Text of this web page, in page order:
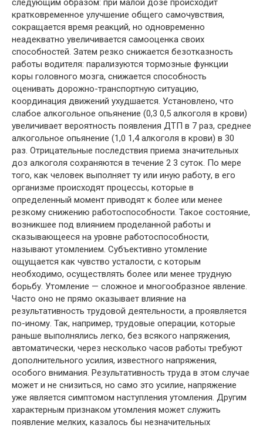
следующим образом: при малой дозе происходит
кратковременное улучшение общего самочувствия,
сокращается время реакций, но одновременно
неадекватно увеличивается самооценка своих
способностей. Затем резко снижается безотказность
работы водителя: парализуются тормозные функции
коры головного мозга, снижается способность
оценивать дорожно-транспортную ситуацию,
координация движений ухудшается. Установлено, что
слабое алкогольное опьянение (0,3 0,5 алкоголя в крови)
увеличивает вероятность появления ДТП в 7 раз, среднее
алкогольное опьянение (1,0 1,4 алкоголя в крови) в 30
раз. Отрицательные последствия приема значительных
доз алкоголя сохраняются в течение 2 3 суток. По мере
того, как человек выполняет ту или иную работу, в его
организме происходят процессы, которые в
определенный момент приводят к более или менее
резкому снижению работоспособности. Такое состояние,
возникшее под влиянием проделанной работы и
сказывающееся на уровне работоспособности,
называют утомлением. Субъективно утомление
ощущается как чувство усталости, с которым
необходимо, осуществлять более или менее трудную
борьбу. Утомление — сложное и многообразное явление.
Часто оно не прямо оказывает влияние на
результативность трудовой деятельности, а проявляется
по-иному. Так, например, трудовые операции, которые
раньше выполнялись легко, без всякого напряжения,
автоматически, через несколько часов работы требуют
дополнительного усилия, известного напряжения,
особого внимания. Результативность труда в этом случае
может и не снизиться, но само это усилие, напряжение
уже является симптомом наступления утомления. Другим
характерным признаком утомления может служить
появление мелких, казалось бы незначительных